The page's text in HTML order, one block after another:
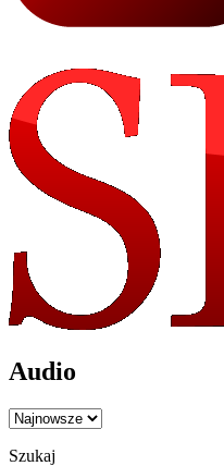
Audio
Szukaj